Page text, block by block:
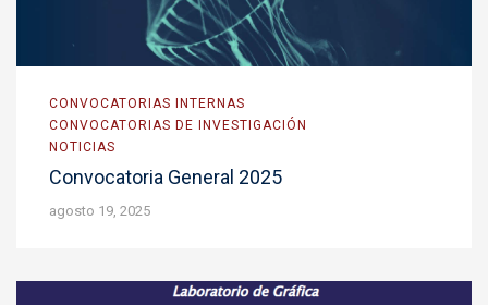
CONVOCATORIAS INTERNAS
CONVOCATORIAS DE INVESTIGACIÓN
NOTICIAS
Convocatoria General 2025
agosto 19, 2025